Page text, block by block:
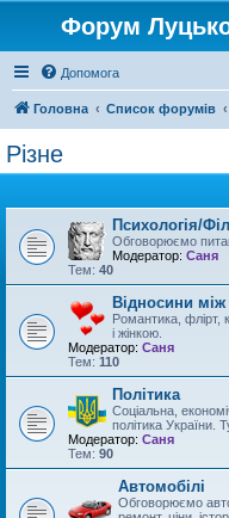
Форум
Допомога
Головна Список форумів
Різне
Психологія/
Обговорюємо
Модератор: Саня
Тем: 40
Відносини
Романтика, флірт,
і жінкою.
Модератор: Саня
Тем: 110
Політика
Соціальна,
політика України.
Модератор: Саня
Тем: 90
Автомобілі
Обговорюємо